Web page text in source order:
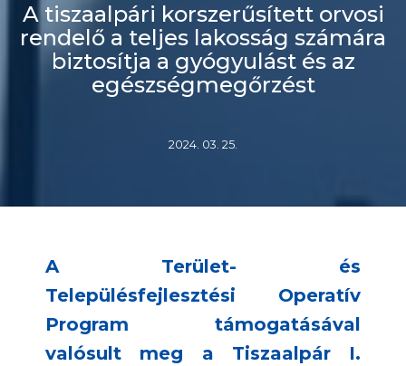
A tiszaalpári korszerűsített orvosi
rendelő a teljes lakosság számára
biztosítja a gyógyulást és az
egészségmegőrzést
2024. 03. 25.
A Terület- és
Településfejlesztési Operatív
Program támogatásával
valósult meg a Tiszaalpár I.